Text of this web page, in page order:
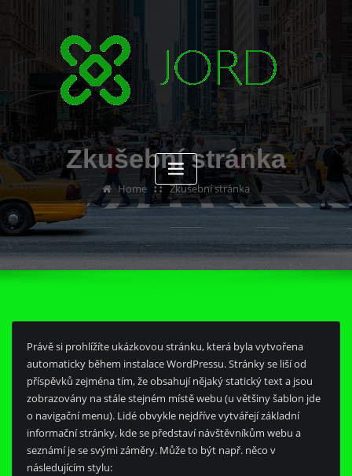
content
Zkušební stránka
Home Zkušební stránka
Právě si prohlížíte ukázkovou stránku, která byla vytvořena
automaticky během instalace WordPressu. Stránky se liší od
příspěvků zejména tím, že obsahují nějaký statický text a jsou
zobrazovány na stále stejném místě webu (u většiny šablon jde
o navigační menu). Lidé obvykle nejdříve vytvářejí základní
informační stránky, kde se představí návštěvníkům webu a
seznámí je se svými záměry. Může to být např. něco v
následujícím stylu: